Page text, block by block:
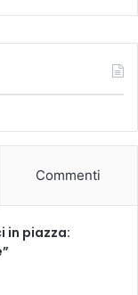
Commenti
in piazza: